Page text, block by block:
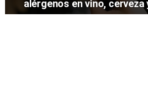
alérgenos en vino,